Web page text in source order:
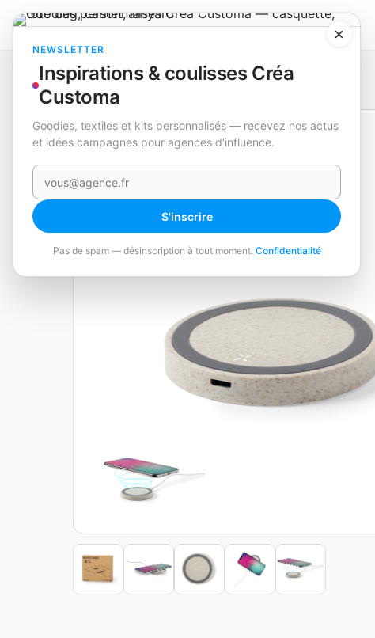
×
NEWSLETTER
Inspirations & coulisses Créa
Customa
Goodies, textiles et kits personnalisés — recevez nos actus
et idées campagnes pour agences d'influence.
Votre e-mail
S'inscrire
Pas de spam — désinscription à tout moment. Confidentialité
Catalogue Technologie et accessoires Chargeur
EN STOCK